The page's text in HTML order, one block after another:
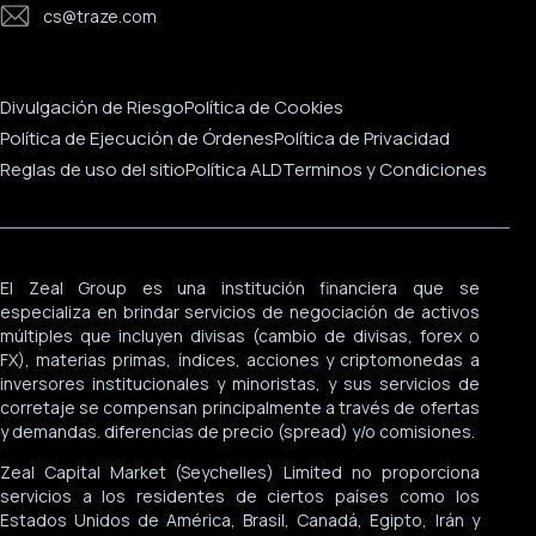
Noticias Corporativas
cs@traze.com
Divulgación de RiesgoPolítica de Cookies
Política de Ejecución de ÓrdenesPolítica de Privacidad
Reglas de uso del sitioPolítica ALDTerminos y Condiciones
El Zeal Group es una institución financiera que se
especializa en brindar servicios de negociación de activos
múltiples que incluyen divisas (cambio de divisas, forex o
FX), materias primas, índices, acciones y criptomonedas a
inversores institucionales y minoristas, y sus servicios de
corretaje se compensan principalmente a través de ofertas
y demandas. diferencias de precio (spread) y/o comisiones.
Zeal Capital Market (Seychelles) Limited no proporciona
servicios a los residentes de ciertos países como los
Estados Unidos de América, Brasil, Canadá, Egipto, Irán y